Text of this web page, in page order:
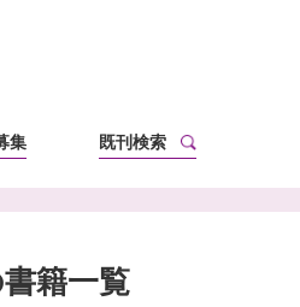
集 既刊検索
籍一覧